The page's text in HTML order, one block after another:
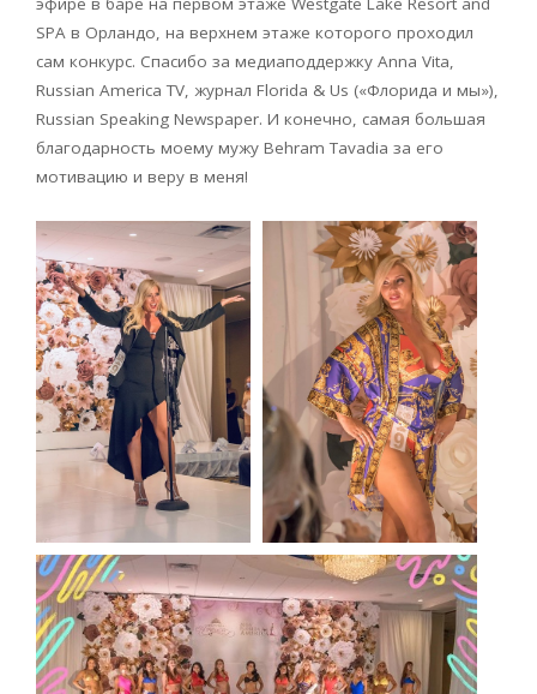
SPA в Орландо, на верхнем этаже которого проходил
сам конкурс. Спасибо за медиаподдержку Anna Vita,
Russian America TV, журнал Florida & Us («Флорида и мы»),
Russian Speaking Newspaper. И конечно, самая большая
благодарность моему мужу Behram Tavadia за его
мотивацию и веру в меня!